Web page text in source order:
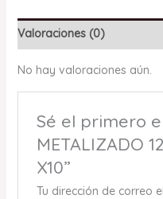
Valoraciones (0)
No hay valoraciones aún.
Sé el primero
METALIZADO
X10”
Tu dirección de correo